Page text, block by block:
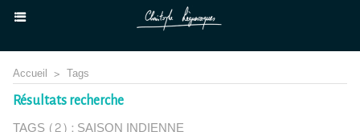
Accueil > Tags
Résultats recherche